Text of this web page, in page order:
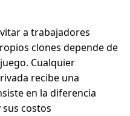
a trabajadores
clones depende de
Cualquier
recibe una
en la diferencia
costos